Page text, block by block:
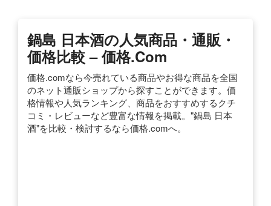
鍋島 日本酒の人気商品・通販・
価格比較 – 価格.com
価格.comなら今売れている商品やお得な商品を全国
のネット通販ショップから探すことができます。価
格情報や人気ランキング、商品をおすすめするクチ
コミ・レビューなど豊富な情報を掲載。"鍋島 日本
酒"を比較・検討するなら価格.comへ。